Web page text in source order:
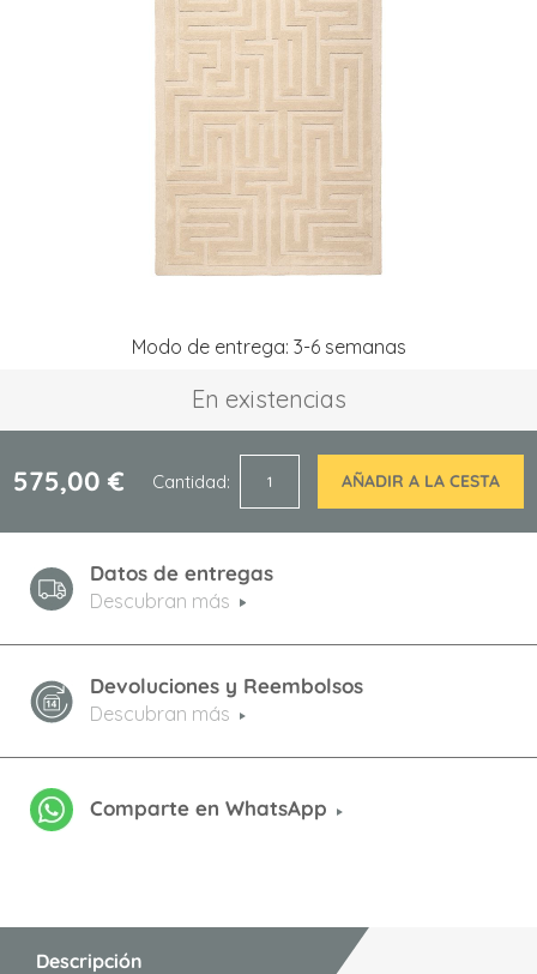
Modo de entrega: 3-6 semanas
En existencias
575,00 € Cantidad AÑADIR A LA CESTA
Datos de entregas
Descubran más
Devoluciones y Reembolsos
Descubran más
Comparte en WhatsApp
de
imágenes
Descripción